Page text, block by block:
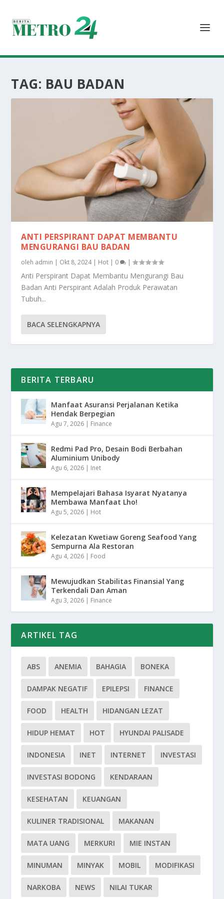
TAG: BAU BADAN
ANTI PERSPIRANT DAPAT MEMBANTU
MENGURANGI BAU BADAN
oleh admin | Okt 8, 2024| Hot | 0 |
Anti Perspirant Dapat Membantu Mengurangi Bau
Badan Anti Perspirant Adalah Produk Perawatan
Tubuh...
BACA SELENGKAPNYA
BERITA TERBARU
Manfaat Asuransi Perjalanan Ketika
Hendak Berpegian
Agu 7, 2026 | Finance
Redmi Pad Pro, Desain Bodi Berbahan
Aluminium Unibody
Agu 6, 2026 | Inet
Mempelajari Bahasa Isyarat Nyatanya
Membawa Manfaat Lho!
Agu 5, 2026 | Hot
Kelezatan Kwetiaw Goreng Seafood Yang
Sempurna Ala Restoran
Agu 4, 2026 | Food
Mewujudkan Stabilitas Finansial Yang
Terkendali Dan Aman
Agu 3, 2026 | Finance
ARTIKEL TAG
ABS ANEMIA BAHAGIA BONEKA
DAMPAK NEGATIF EPILEPSI FINANCE
FOOD HEALTH HIDANGAN LEZAT
HIDUP HEMAT HOT HYUNDAI PALISADE
INDONESIA INET INTERNET INVESTASI
INVESTASI BODONG KENDARAAN
KESEHATAN KEUANGAN
KULINER TRADISIONAL MAKANAN
MATA UANG MERKURI MIE INSTAN
MINUMAN MINYAK MOBIL MODIFIKASI
NARKOBA NEWS NILAI TUKAR